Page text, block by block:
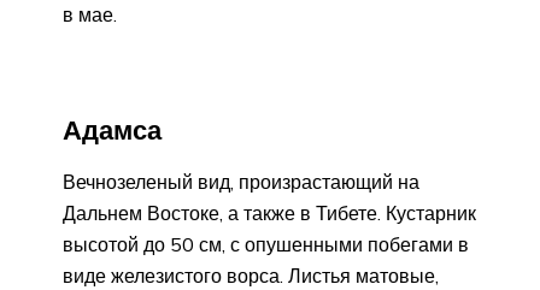
в мае.
Адамса
Вечнозеленый вид, произрастающий на
Дальнем Востоке, а также в Тибете. Кустарник
высотой до 50 см, с опушенными побегами в
виде железистого ворса. Листья матовые,